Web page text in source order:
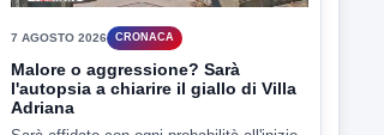
7 AGOSTO 2026